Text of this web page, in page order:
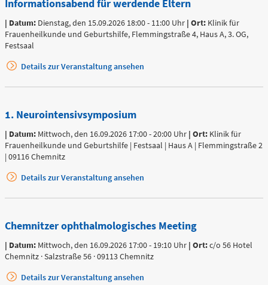
Telefon
0371 - 333
24350
Gefäß- und
Thoraxhotline
Telefon
0172 - 377
2418
Neurochirurgischer
Bereitschaftsdienst
Telefon
0173 - 566
Informationsabend für werdende Eltern
| Datum: Dienstag, den 15.09.2026 18:00 - 11:00 Uhr | Ort: Klinik für
Frauenheilkunde und Geburtshilfe, Flemmingstraße 4, Haus A, 3. OG,
Festsaal
Details zur Veranstaltung ansehen
1. Neurointensivsymposium
| Datum: Mittwoch, den 16.09.2026 17:00 - 20:00 Uhr | Ort: Klinik für
Frauenheilkunde und Geburtshilfe | Festsaal | Haus A | Flemmingstraße 2
| 09116 Chemnitz
Details zur Veranstaltung ansehen
Chemnitzer ophthalmologisches Meeting
| Datum: Mittwoch, den 16.09.2026 17:00 - 19:10 Uhr | Ort:c/o 56 Hotel
Chemnitz · Salzstraße 56 · 09113 Chemnitz
Details zur Veranstaltung ansehen